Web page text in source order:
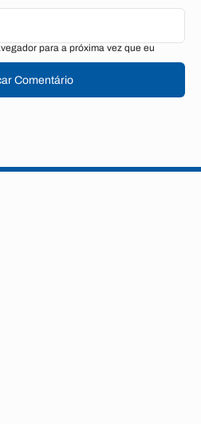
para a próxima vez que eu
Comentário